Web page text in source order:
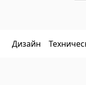
Дизайн